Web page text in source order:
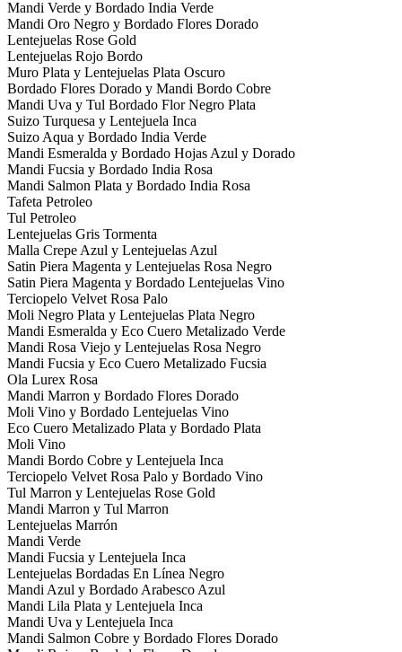
Mandi Verde y Bordado India Verde
Mandi Oro Negro y Bordado Flores Dorado
Lentejuelas Rose Gold
Lentejuelas Rojo Bordo
Muro Plata y Lentejuelas Plata Oscuro
Bordado Flores Dorado y Mandi Bordo Cobre
Mandi Uva y Tul Bordado Flor Negro Plata
Suizo Turquesa y Lentejuela Inca
Suizo Aqua y Bordado India Verde
Mandi Esmeralda y Bordado Hojas Azul y Dorado
Mandi Fucsia y Bordado India Rosa
Mandi Salmon Plata y Bordado India Rosa
Tafeta Petroleo
Tul Petroleo
Lentejuelas Gris Tormenta
Malla Crepe Azul y Lentejuelas Azul
Satin Piera Magenta y Lentejuelas Rosa Negro
Satin Piera Magenta y Bordado Lentejuelas Vino
Terciopelo Velvet Rosa Palo
Moli Negro Plata y Lentejuelas Plata Negro
Mandi Esmeralda y Eco Cuero Metalizado Verde
Mandi Rosa Viejo y Lentejuelas Rosa Negro
Mandi Fucsia y Eco Cuero Metalizado Fucsia
Ola Lurex Rosa
Mandi Marron y Bordado Flores Dorado
Moli Vino y Bordado Lentejuelas Vino
Eco Cuero Metalizado Plata y Bordado Plata
Moli Vino
Mandi Bordo Cobre y Lentejuela Inca
Terciopelo Velvet Rosa Palo y Bordado Vino
Tul Marron y Lentejuelas Rose Gold
Mandi Marron y Tul Marron
Lentejuelas Marrón
Mandi Verde
Mandi Fucsia y Lentejuela Inca
Lentejuelas Bordadas En Línea Negro
Mandi Azul y Bordado Arabesco Azul
Mandi Lila Plata y Lentejuela Inca
Mandi Uva y Lentejuela Inca
Mandi Salmon Cobre y Bordado Flores Dorado